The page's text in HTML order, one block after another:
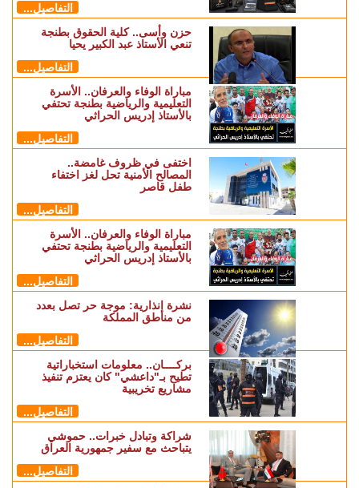
التفاصيل...
حزن وأسى.. كلية الحقوق بطنجة
تنعي الأستاذ عبد الكبير يحيا
التفاصيل...
مباراة الوفاء والعرفان.. الأسرة
التعليمية والرياضية بطنجة تحتفي
بالأستاذ إدريس الحراثي
التفاصيل...
اختفى في ظروف غامضة..
المصالح الأمنية تحل لغز اختفاء
طفل قاصر
التفاصيل...
مباراة الوفاء والعرفان.. الأسرة
التعليمية والرياضية بطنجة تحتفي
بالأستاذ إدريس الحراثي
التفاصيل...
نشرة إنذارية: موجة حر تصل بعدد
من مناطق المملكة
التفاصيل...
بركــــان.. معلومات استخباراتية
تطيح بـ"داعشي" كان يعتزم تنفيذ
مشاريع تخريبية
التفاصيل...
شراكة وتبادل خبرات.. حموشي
يتباحث مع سفير جمهورية العراق
التفاصيل...